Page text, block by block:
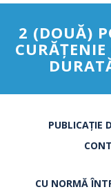
2 (DOUĂ)
PUBLICAȚIE
CU NORMĂ